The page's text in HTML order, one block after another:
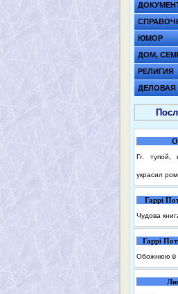
ЮМОР
ДОМ,
РЕЛИГИЯ
ДЕЛОВАЯ
Гг. тупой,
украсил
Гаррі
Чудова
Гаррі
Обожнюю☺️